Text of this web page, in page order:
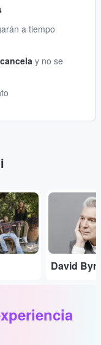
a tiempo
y no se
...
David